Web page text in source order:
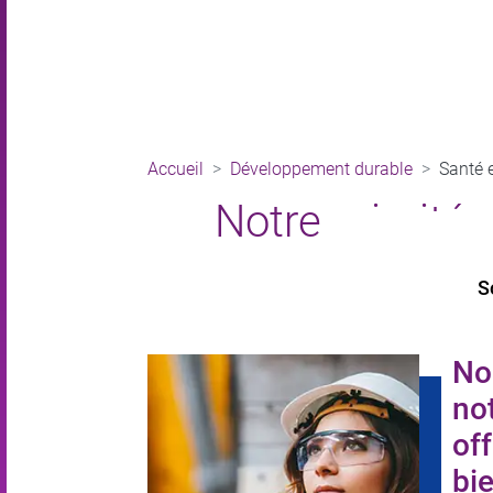
Accueil Développement durable Santé
Notre priorité